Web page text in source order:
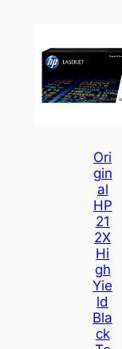
Ori
Gin
Al
HP
21
2X
Hi
Gh
Yie
Ld
Bla
Ck